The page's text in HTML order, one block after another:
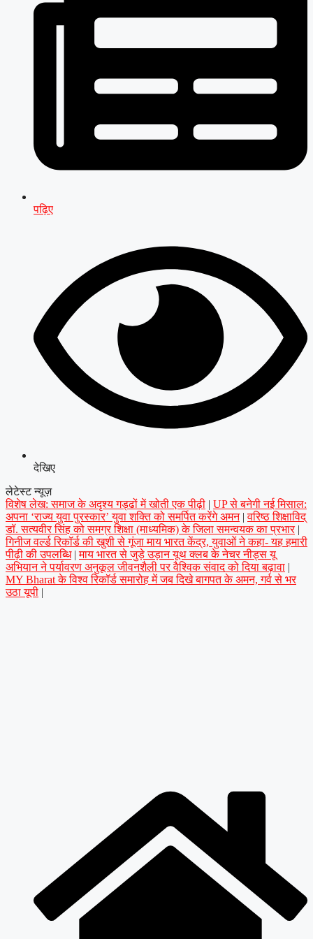
पढ़िए
देखिए
लेटेस्ट न्यूज़
विशेष लेख: समाज के अदृश्य गड्ढों में खोती एक पीढ़ी | UP से बनेगी नई मिसाल:
अपना ‘राज्य युवा पुरस्कार’ युवा शक्ति को समर्पित करेंगे अमन | वरिष्ठ शिक्षाविद्
डॉ. सत्यवीर सिंह को समग्र शिक्षा (माध्यमिक) के जिला समन्वयक का प्रभार |
गिनीज वर्ल्ड रिकॉर्ड की खुशी से गूंजा माय भारत केंद्र, युवाओं ने कहा- यह हमारी
पीढ़ी की उपलब्धि | माय भारत से जुड़े उड़ान यूथ क्लब के नेचर नीड्स यू
अभियान ने पर्यावरण अनुकूल जीवनशैली पर वैश्विक संवाद को दिया बढ़ावा |
MY Bharat के विश्व रिकॉर्ड समारोह में जब दिखे बागपत के अमन, गर्व से भर
उठा यूपी |